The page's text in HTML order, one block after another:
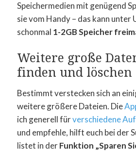
Speichermedien mit genügend
sie vom Handy – das kann unter
schonmal 1-2GB Speicher
Weitere große
finden und löschen
Bestimmt verstecken sich an
weitere größere Dateien. Die
ich generell fürverschiedene
und empfehle, hilft euch bei der
listet in derFunktion „Sparen